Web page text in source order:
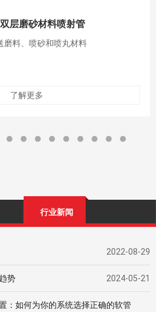
层磨砂材料喷射管
磨料、喷砂和喷丸材料
了解更多
行业新闻
2022-08-29
势 2024-05-21
：如何为你的系统选择正确的软管